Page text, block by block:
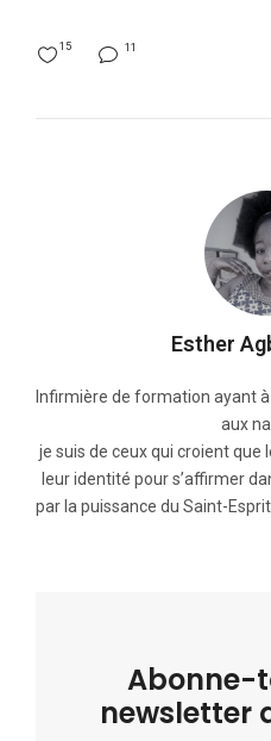
11
15
Esther
Infirmière de formation ayant
aux
je suis de ceux qui croient
leur identité pour s’affirmer
par la puissance du Saint-
Abonne-
newsletter